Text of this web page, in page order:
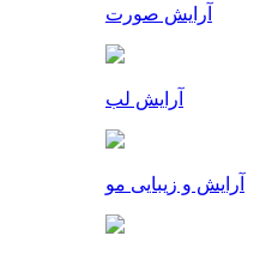
آرایش صورت
آرایش لب
آرایش و زیبایی مو